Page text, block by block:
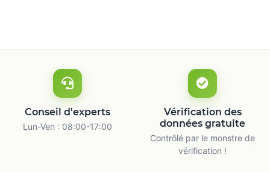
Conseil d'experts
Lun-Ven : 08:00-17:00
Vérification des
données gratuite
Contrôlé par le monstre de
vérification !